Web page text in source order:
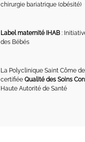
chirurgie bariatrique (obésité)
Label maternité IHAB :
des Bébés
La Polyclinique Saint Côme
certifiéeQualité des Soins
Haute Autorité de Santé